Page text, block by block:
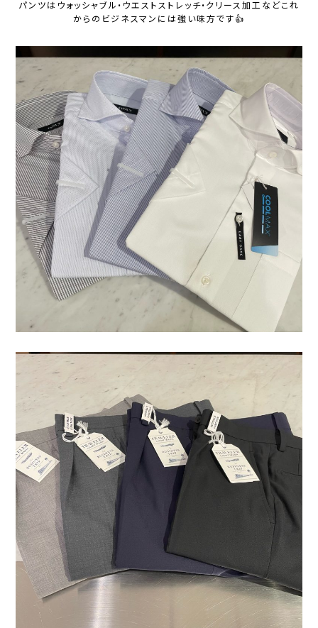
パンツはウォッシャブル•ウエストストレッチ•クリース加工などこれ
からのビジネスマンには強い味方です👍